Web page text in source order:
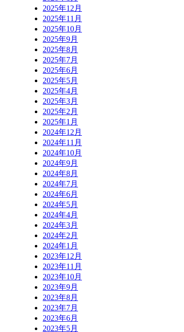
2025年12月
2025年11月
2025年10月
2025年9月
2025年8月
2025年7月
2025年6月
2025年5月
2025年4月
2025年3月
2025年2月
2025年1月
2024年12月
2024年11月
2024年10月
2024年9月
2024年8月
2024年7月
2024年6月
2024年5月
2024年4月
2024年3月
2024年2月
2024年1月
2023年12月
2023年11月
2023年10月
2023年9月
2023年8月
2023年7月
2023年6月
2023年5月